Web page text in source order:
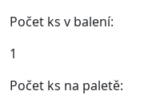
Počet ks v balení:
1
Počet ks na paletě: